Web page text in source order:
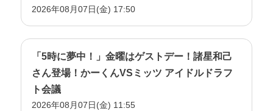
2026年08月07日(金) 17:50
「5時に夢中！」金曜はゲストデー！諸星和己
さん登場！かーくんVSミッツ アイドルドラフ
ト会議
2026年08月07日(金) 11:55